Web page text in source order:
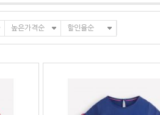
높은가격순 할인율순